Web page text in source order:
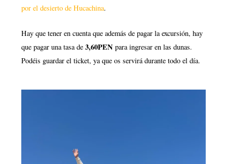
por el desierto de Hucachina.
Hay que tener en cuenta que además de pagar la excursión, hay
que pagar una tasa de 3,60PEN para ingresar en las dunas.
Podéis guardar el ticket, ya que os servirá durante todo el día.